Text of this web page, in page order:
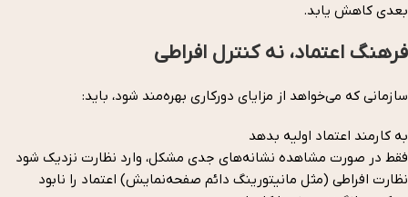
بعدی کاهش یابد.
فرهنگ اعتماد، نه کنترل افراطی
سازمانی که می‌خواهد از مزایای دورکاری بهره‌مند شود، باید:
به کارمند اعتماد اولیه بدهد
فقط در صورت مشاهده نشانه‌های جدی مشکل، وارد نظارت نزدیک شود
نظارت افراطی (مثل مانیتورینگ دائم صفحه‌نمایش) اعتماد را نابود